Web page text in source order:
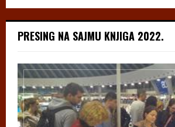
PRESING NA SAJMU KNJIGA 2022.